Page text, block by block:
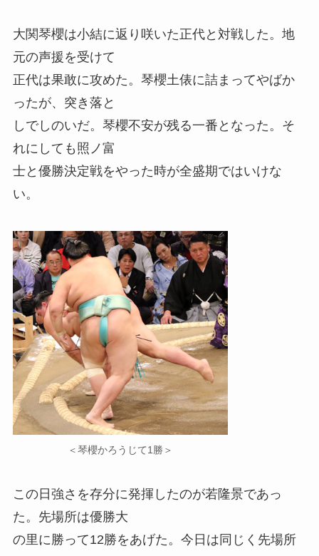
大関琴櫻は小結に返り咲いた正代と対戦した。地
元の声援を受けて
正代は果敢に攻めた。琴櫻土俵に詰まってやばか
ったが、突き落と
しでしのいだ。琴櫻不安が残る一番となった。そ
れにしても照ノ富
士と優勝決定戦をやった時が全盛期ではいけな
い。
＜琴櫻かろうじて1勝＞
この日強さを存分に発揮したのが若隆景であっ
た。先場所は優勝大
の里に勝って12勝をあげた。今日は同じく先場所